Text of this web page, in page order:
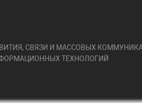
СВЯЗИ И МАССОВЫХ
ТЕХНОЛОГИЙ